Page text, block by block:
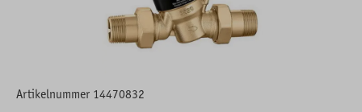
Artikelnummer 14470832